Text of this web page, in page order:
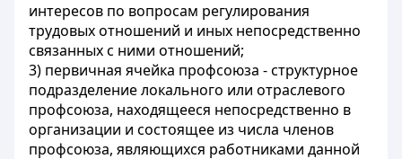
интересов по вопросам регулирования
трудовых отношений и иных непосредственно
связанных с ними отношений;
3) первичная ячейка профсоюза - структурное
подразделение локального или отраслевого
профсоюза, находящееся непосредственно в
организации и состоящее из числа членов
профсоюза, являющихся работниками данной